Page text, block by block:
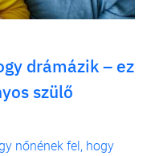
drámázik – ez
szülő
nőnének fel, hogy